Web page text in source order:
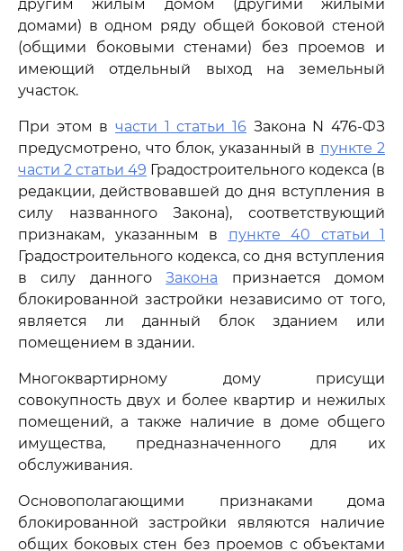
другим жилым домом (другими жилыми
домами) в одном ряду общей боковой стеной
(общими боковыми стенами) без проемов и
имеющий отдельный выход на земельный
участок.
При этом в части 1 статьи 16 Закона N 476-ФЗ
предусмотрено, что блок, указанный в пункте 2
части 2 статьи 49 Градостроительного кодекса (в
редакции, действовавшей до дня вступления в
силу названного Закона), соответствующий
признакам, указанным в пункте 40 статьи 1
Градостроительного кодекса, со дня вступления
в силу данногоЗакона признается домом
блокированной застройки независимо от того,
является ли данный блок зданием или
помещением в здании.
Многоквартирному дому присущи
совокупность двух и более квартир и нежилых
помещений, а также наличие в доме общего
имущества, предназначенного для их
обслуживания.
Основополагающими признаками дома
блокированной застройки являются наличие
общих боковых стен без проемов с объектами